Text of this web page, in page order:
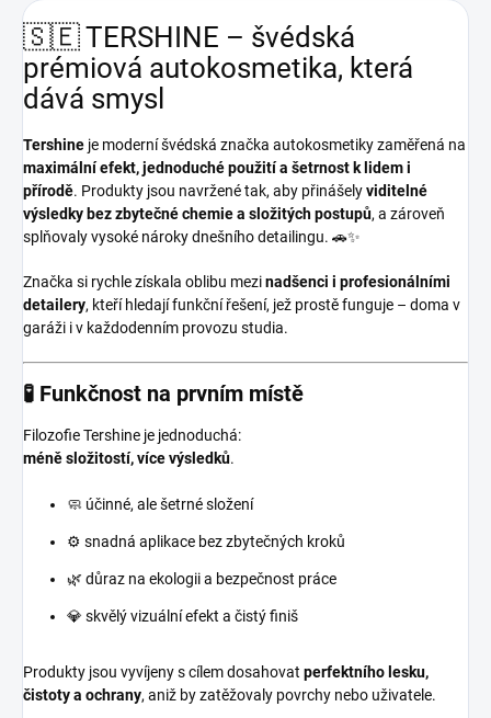
🇸🇪 TERSHINE – švédská
prémiová autokosmetika, která
dává smysl
Tershine je moderní švédská značka autokosmetiky zaměřená na
maximální efekt, jednoduché použití a šetrnost k lidem i
přírodě. Produkty jsou navržené tak, aby přinášelyviditelné
výsledky bez zbytečné chemie a složitých postupů, a zároveň
splňovaly vysoké nároky dnešního detailingu. 🚗✨
Značka si rychle získala oblibu mezinadšenci i profesionálními
detailery, kteří hledají funkční řešení, jež prostě funguje – doma v
garáži i v každodenním provozu studia.
🧪 Funkčnost na prvním místě
Filozofie Tershine je jednoduchá:
méně složitostí, více výsledků.
🧼 účinné, ale šetrné složení
⚙️ snadná aplikace bez zbytečných kroků
🌿 důraz na ekologii a bezpečnost práce
💎 skvělý vizuální efekt a čistý finiš
Produkty jsou vyvíjeny s cílem dosahovat perfektního lesku,
čistoty a ochrany, aniž by zatěžovaly povrchy nebo uživatele.